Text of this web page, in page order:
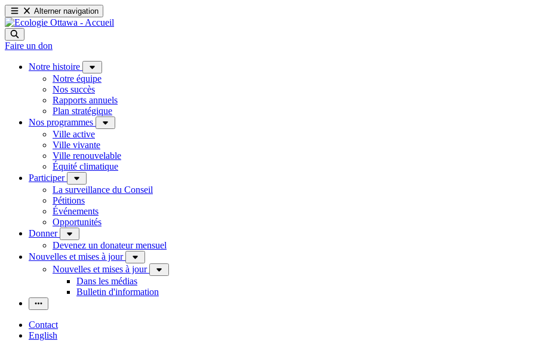
Alterner navigation
Faire un don
Notre histoire
Notre équipe
Nos succès
Rapports annuels
Plan stratégique
Nos programmes
Ville active
Ville vivante
Ville renouvelable
Équité climatique
Participer
La surveillance du Conseil
Pétitions
Événements
Opportunités
Donner
Devenez un donateur mensuel
Nouvelles et mises à jour
Nouvelles et mises à jour
Dans les médias
Bulletin d'information
Contact
English